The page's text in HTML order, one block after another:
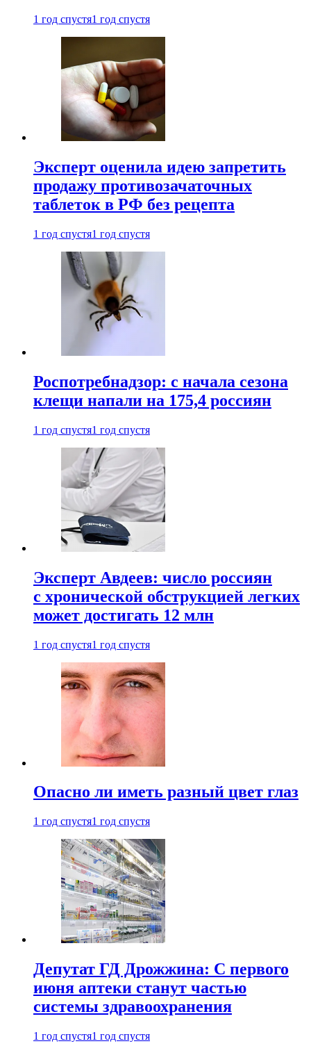
1 год спустя1 год спустя
Эксперт оценила идею запретить
продажу противозачаточных
таблеток в РФ без рецепта
1 год спустя1 год спустя
Роспотребнадзор: с начала сезона
клещи напали на 175,4 россиян
1 год спустя1 год спустя
Эксперт Авдеев: число россиян
с хронической обструкцией легких
может достигать 12 млн
1 год спустя1 год спустя
Опасно ли иметь разный цвет глаз
1 год спустя1 год спустя
Депутат ГД Дрожжина: С первого
июня аптеки станут частью
системы здравоохранения
1 год спустя1 год спустя